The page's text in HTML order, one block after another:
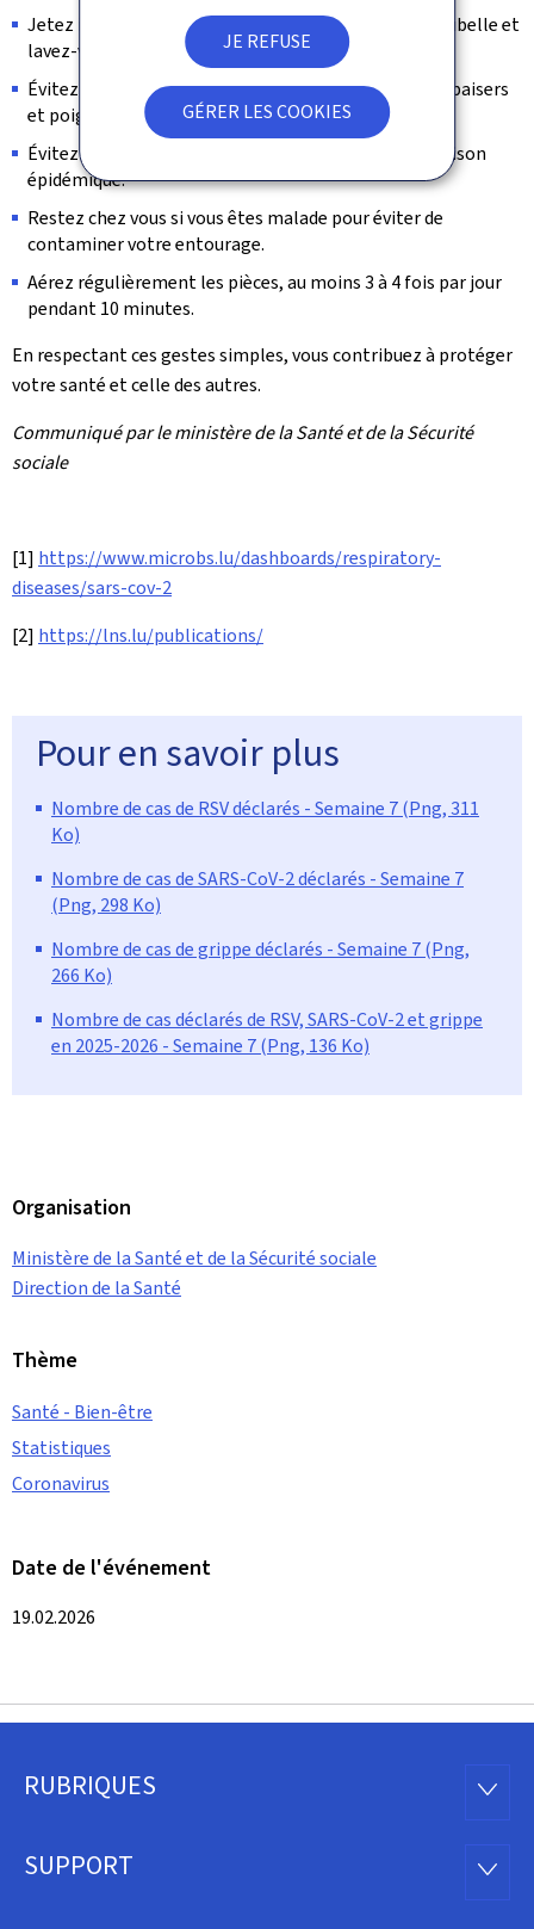
JE REFUSE
GÉRER LES COOKIES
Jetez immédiatement les mouchoirs usagés à la poubelle et
lavez-vous ensuite les mains.
Évitez les contacts physiques comme les accolades, baisers
et poignées de main.
Évitez les foules et les rassemblements durant la saison
épidémique.
Restez chez vous si vous êtes malade pour éviter de
contaminer votre entourage.
Aérez régulièrement les pièces, au moins 3 à 4 fois par jour
pendant 10 minutes.
En respectant ces gestes simples, vous contribuez à protéger
votre santé et celle des autres.
Communiqué par le ministère de la Santé et de la Sécurité
sociale
[1] https://www.microbs.lu/dashboards/respiratory-
diseases/sars-cov-2
[2] https://lns.lu/publications/
Pour en savoir plus
Nombre de cas de RSV déclarés - Semaine 7 (Png, 311
Ko)
Nombre de cas de SARS-CoV-2 déclarés - Semaine 7
(Png, 298 Ko)
Nombre de cas de grippe déclarés - Semaine 7 (Png,
266 Ko)
Nombre de cas déclarés de RSV, SARS-CoV-2 et grippe
en 2025-2026 - Semaine 7 (Png, 136 Ko)
Organisation
Ministère de la Santé et de la Sécurité sociale
Direction de la Santé
Thème
Santé - Bien-être
Statistiques
Coronavirus
Date de l'événement
19.02.2026
Pied
page
RUBRIQUES
SUPPORT